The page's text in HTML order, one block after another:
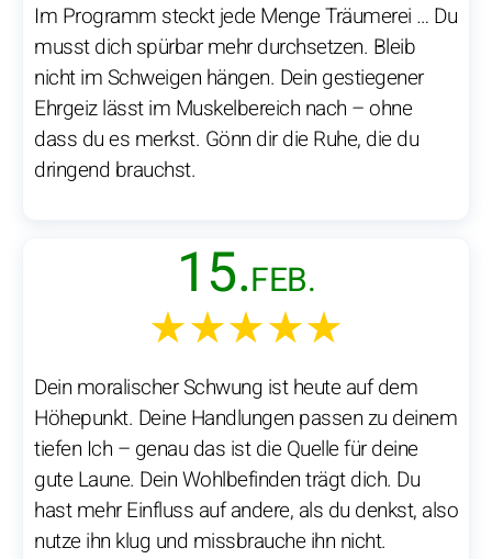
Im Programm steckt jede Menge Träumerei … Du
musst dich spürbar mehr durchsetzen. Bleib
nicht im Schweigen hängen. Dein gestiegener
Ehrgeiz lässt im Muskelbereich nach – ohne
dass du es merkst. Gönn dir die Ruhe, die du
dringend brauchst.
15.FEB.
★★★★★
Dein moralischer Schwung ist heute auf dem
Höhepunkt. Deine Handlungen passen zu deinem
tiefen Ich – genau das ist die Quelle für deine
gute Laune. Dein Wohlbefinden trägt dich. Du
hast mehr Einfluss auf andere, als du denkst, also
nutze ihn klug und missbrauche ihn nicht.